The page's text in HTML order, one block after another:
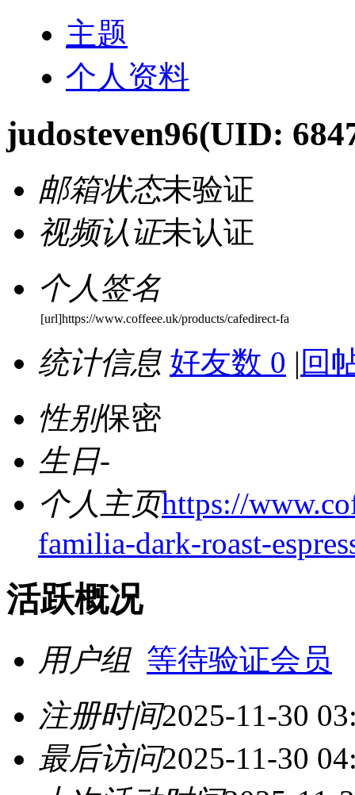
主题
个人资料
judosteven96(UID:
邮箱状态未验证
视频认证未认证
个人签名
[url]https://www.coffeee.uk/products/cafedirect-fa
统计信息 好友数 0 | 回
性别保密
生日-
个人主页https://
familia-dark-roast-
活跃概况
用户组 等待验证会员
注册时间2025-11-30
最后访问2025-11-30